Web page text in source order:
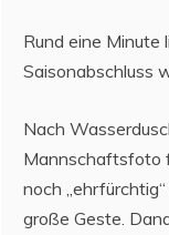
Rund eine Minute
Saisonabschluss
Nach
Mannschaftsfoto
noch
große Geste.